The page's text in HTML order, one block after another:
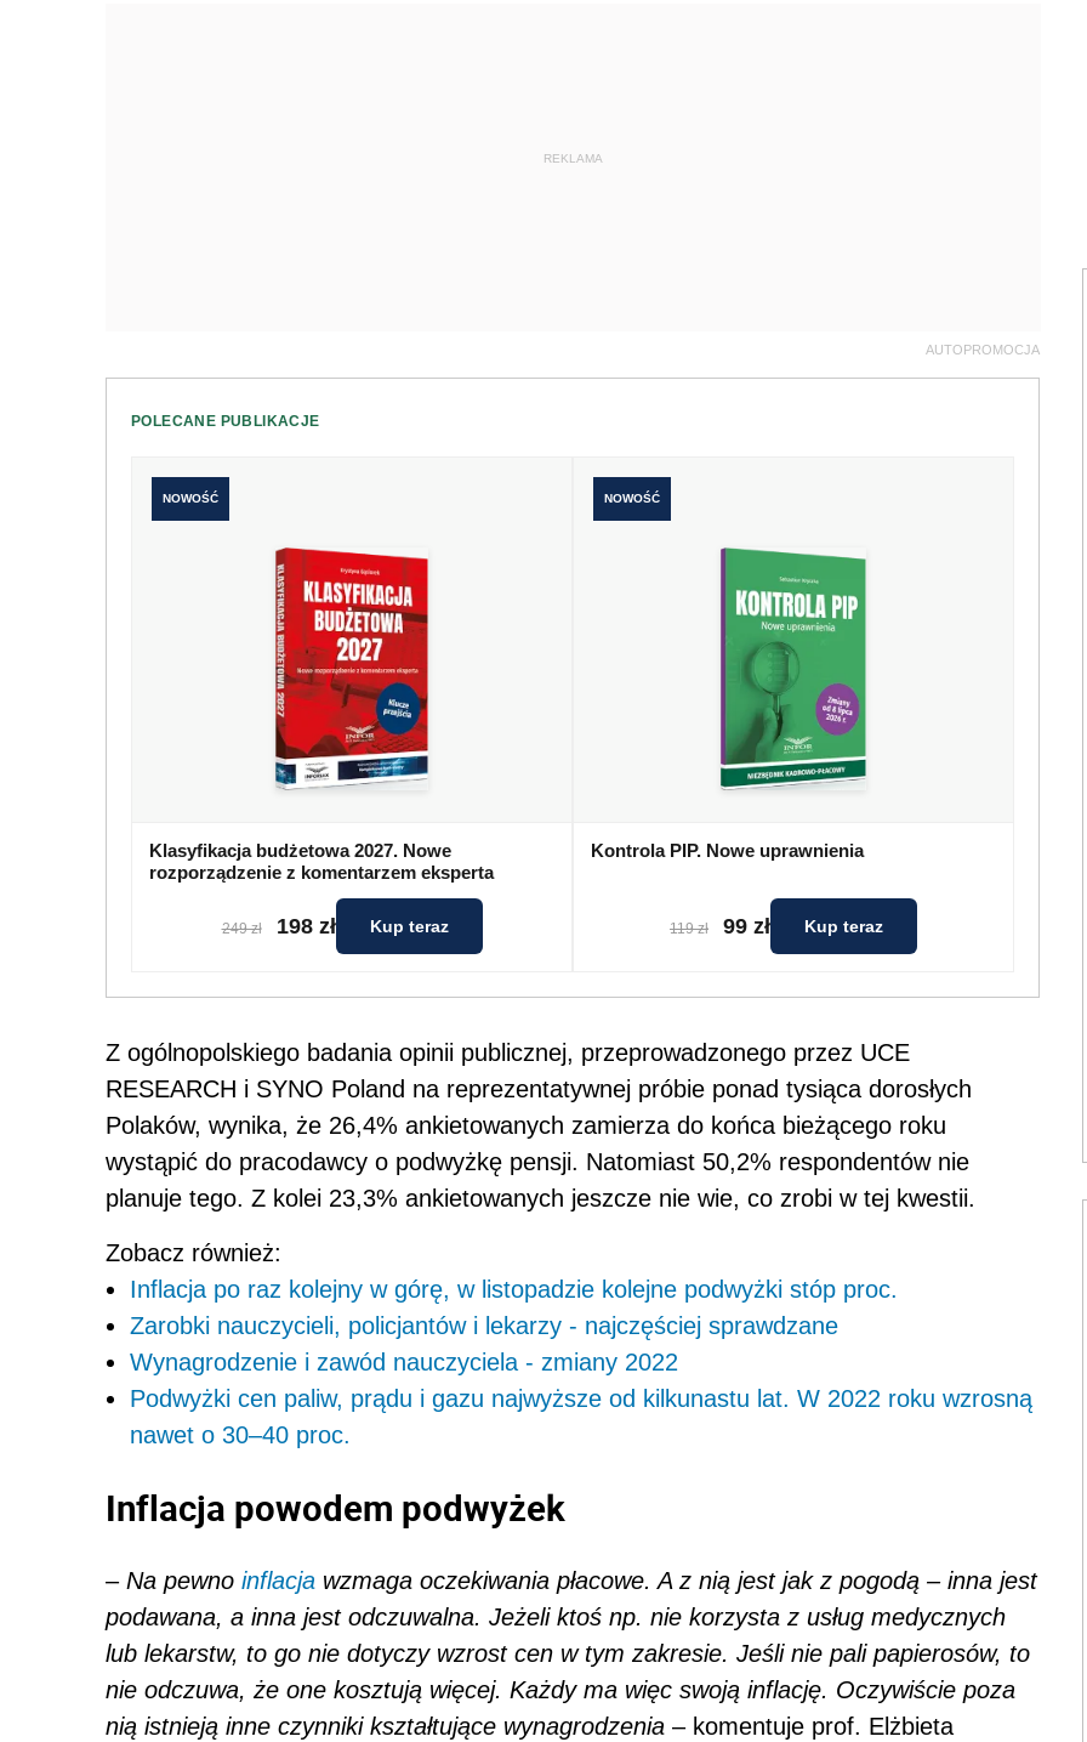
REKLAMA
AUTOPROMOCJA
POLECANE PUBLIKACJE
NOWOŚĆ
Klasyfikacja budżetowa 2027. Nowe
rozporządzenie z komentarzem eksperta
249 zł 198 zł Kup teraz
NOWOŚĆ
Kontrola PIP. Nowe uprawnienia
119 zł 99 zł Kup teraz
Z ogólnopolskiego badania opinii publicznej, przeprowadzonego przez UCE
RESEARCH i SYNO Poland na reprezentatywnej próbie ponad tysiąca dorosłych
Polaków, wynika, że 26,4% ankietowanych zamierza do końca bieżącego roku
wystąpić do pracodawcy o podwyżkę pensji. Natomiast 50,2% respondentów nie
planuje tego. Z kolei 23,3% ankietowanych jeszcze nie wie, co zrobi w tej kwestii.
Zobacz również:
Inflacja po raz kolejny w górę, w listopadzie kolejne podwyżki stóp proc.
Zarobki nauczycieli, policjantów i lekarzy - najczęściej sprawdzane
Wynagrodzenie i zawód nauczyciela - zmiany 2022
Podwyżki cen paliw, prądu i gazu najwyższe od kilkunastu lat. W 2022 roku wzrosną
nawet o 30–40 proc.
Inflacja powodem podwyżek
– Na pewno inflacja wzmaga oczekiwania płacowe. A z nią jest jak z pogodą – inna jest
podawana, a inna jest odczuwalna. Jeżeli ktoś np. nie korzysta z usług medycznych
lub lekarstw, to go nie dotyczy wzrost cen w tym zakresie. Jeśli nie pali papierosów, to
nie odczuwa, że one kosztują więcej. Każdy ma więc swoją inflację. Oczywiście poza
nią istnieją inne czynniki kształtujące wynagrodzenia – komentuje prof. Elżbieta